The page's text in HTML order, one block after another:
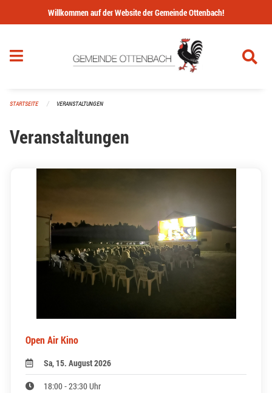
Navigation überspringen
Willkommen auf der Website der Gemeinde Ottenbach!
STARTSEITE VERANSTALTUNGEN
Veranstaltungen
Open Air Kino
Sa, 15. August 2026
18:00 - 23:30 Uhr